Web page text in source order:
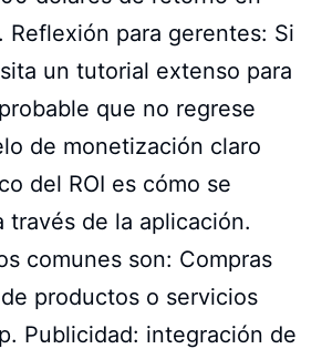
Reflexión para gerentes: Si
un tutorial extenso para
que no regrese
de monetización claro
del ROI es cómo se
través de la aplicación.
comunes son: Compras
productos o servicios
Publicidad: integración de